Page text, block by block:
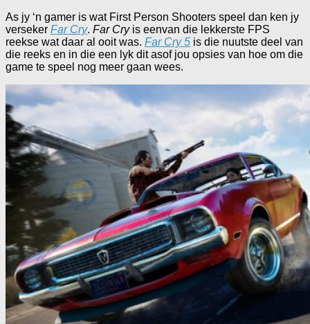
As jy ‘n gamer is wat First Person Shooters speel dan ken jy
verseker Far Cry. Far Cryis eenvan die lekkerste FPS
reekse wat daar al ooit was. Far Cry 5 is die nuutste deel van
die reeks en in die een lyk dit asof jou opsies van hoe om die
game te speel nog meer gaan wees.